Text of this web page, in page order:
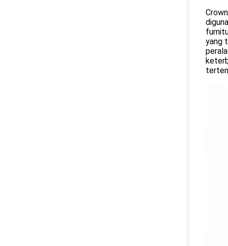
yang